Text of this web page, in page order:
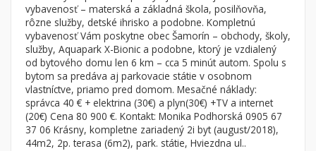
Skladové, výrobné
Rekreačné, reštauračné
Garáž, garážové státie
Ponuka RK
Len s fotkou
Novostavba
searchHľadaj
Uložiť vyhľadávanie | alternate_emailZasielať na email
Zatvoriť vyhľadávanie
vybavenosť – materská a základná škola, posilňovňa,
rôzne služby, detské ihrisko a podobne. Kompletnú
vybavenosť Vám poskytne obec Šamorín – obchody, školy,
služby, Aquapark X-Bionic a podobne, ktorý je vzdialený
od bytového domu len 6 km – cca 5 minút autom. Spolu s
bytom sa predáva aj parkovacie státie v osobnom
vlastníctve, priamo pred domom. Mesačné náklady:
správca 40 € + elektrina (30€) a plyn(30€) +TV a internet
(20€) Cena 80 900 €. Kontakt: Monika Podhorská 0905 67
37 06 Krásny, kompletne zariadený 2i byt (august/2018),
44m2, 2p. terasa (6m2), park. státie, Hviezdna ul..